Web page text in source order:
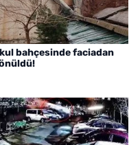
bahçesinde faciadan